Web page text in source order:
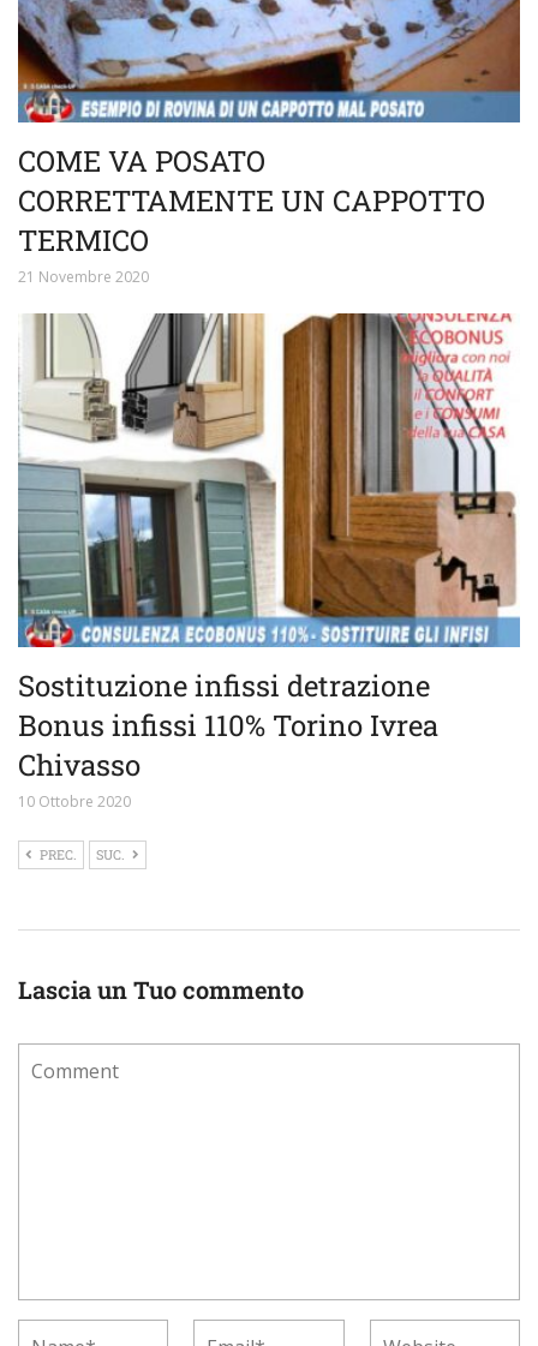
COME VA POSATO
CORRETTAMENTE UN CAPPOTTO
TERMICO
21 Novembre 2020
Sostituzione infissi detrazione
Bonus infissi 110% Torino Ivrea
Chivasso
10 Ottobre 2020
PREC. SUC.
Lascia un Tuo commento